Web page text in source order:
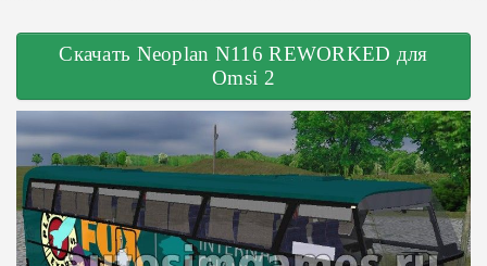
Скачать Neoplan N116 REWORKED для
Omsi 2